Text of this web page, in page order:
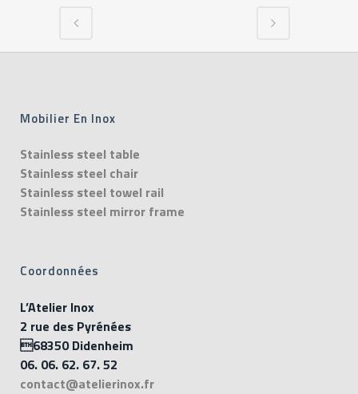
Mobilier En Inox
Stainless steel table
Stainless steel chair
Stainless steel towel rail
Stainless steel mirror frame
Coordonnées
L’Atelier Inox
2 rue des Pyrénées
68350 Didenheim
06. 06. 62. 67. 52
contact@atelierinox.fr